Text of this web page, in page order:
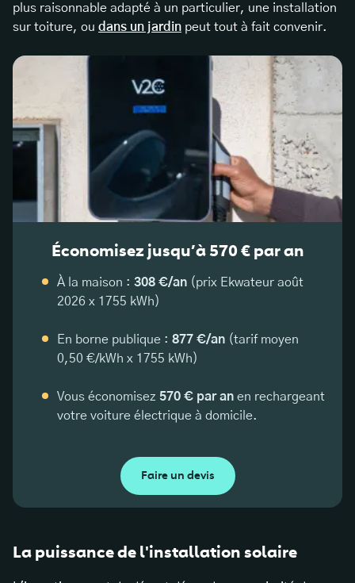
plus raisonnable adapté à un particulier, une installation
sur toiture, ou dans un jardin peut tout à fait convenir.
Économisez jusqu’à 570 € par an
À la maison : 308 €/an (prix Ekwateur août
2026 x 1755 kWh)
En borne publique : 877 €/an (tarif moyen
0,50 €/kWh x 1755 kWh)
Vous économisez 570 € par an en rechargeant
votre voiture électrique à domicile.
Faire un devis
La puissance de l'installation solaire